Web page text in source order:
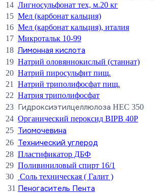
14 Лигносульфонат тех, м.20 кг
15 Мел (карбонат кальция)
16 Мел (карбонат кальция), италия
17 Микротальк 10-99
18 Лимонная кислота
19 Натрий оловяннокислый (станнат)
20 Натрий пиросульфит пищ.
21
Натрий триполифосфат пищ.
22 Натрия триполифосфат
23 Гидроксиэтилцеллюлоза НЕС 350
24 Органический пероксид BIPB 40P
25 Тиомочевина
26 Технический углерод
28 Пластификатор ДБФ
29 Поливиниловый спирт 16/1
30
Соль техническая ( Галит )
31 Пеногаситель Пента